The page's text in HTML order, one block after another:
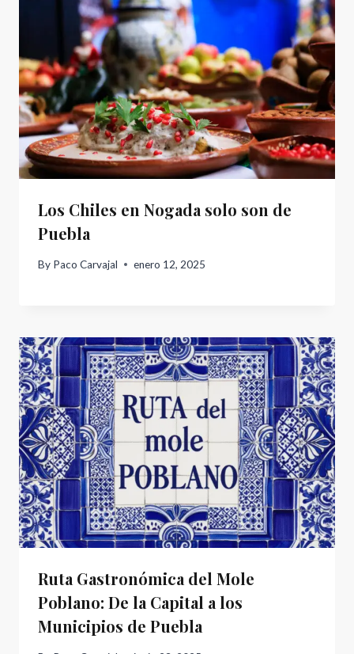
Los Chiles en Nogada solo son de
Puebla
By Paco Carvajal enero 12, 2025
Ruta Gastronómica del Mole
Poblano: De la Capital a los
Municipios de Puebla